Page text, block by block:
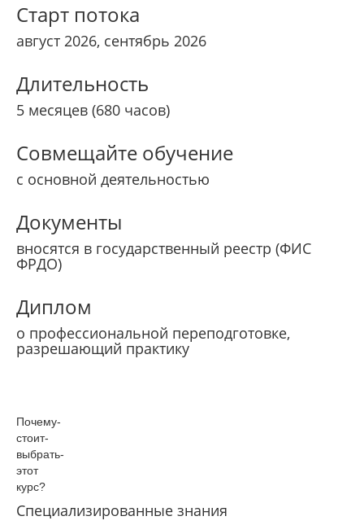
Старт потока
август 2026, сентябрь 2026
Длительность
5 месяцев (680 часов)
Совмещайте обучение
с основной деятельностью
Документы
вносятся в государственный реестр (ФИС
ФРДО)
Диплом
о профессиональной переподготовке,
разрешающий практику
Почему­
стоит­
выбрать­
этот
курс?
Специализированные знания